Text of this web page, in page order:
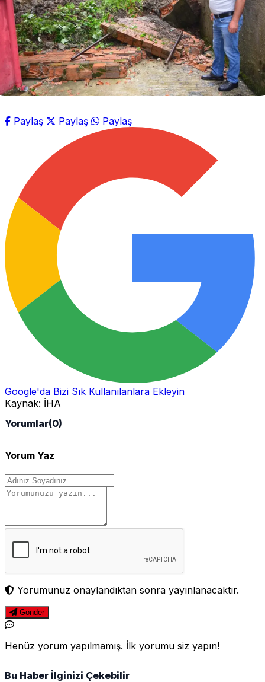
Paylaş Paylaş Paylaş
Google'da Bizi Sık Kullanılanlara Ekleyin
Kaynak: İHA
Yorumlar(0)
Yorum Yaz
Yorumunuz onaylandıktan sonra yayınlanacaktır.
Gönder
Henüz yorum yapılmamış. İlk yorumu siz yapın!
Bu Haber İlginizi Çekebilir